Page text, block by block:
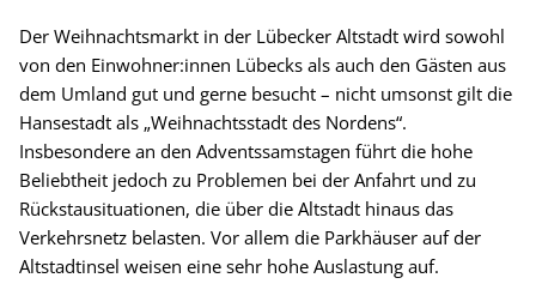
Der Weihnachtsmarkt in der Lübecker Altstadt wird sowohl
von den Einwohner:innen Lübecks als auch den Gästen aus
dem Umland gut und gerne besucht – nicht umsonst gilt die
Hansestadt als „Weihnachtsstadt des Nordens“.
Insbesondere an den Adventssamstagen führt die hohe
Beliebtheit jedoch zu Problemen bei der Anfahrt und zu
Rückstausituationen, die über die Altstadt hinaus das
Verkehrsnetz belasten. Vor allem die Parkhäuser auf der
Altstadtinsel weisen eine sehr hohe Auslastung auf.